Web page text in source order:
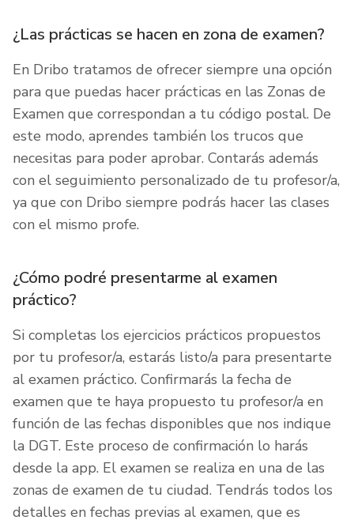
¿Las prácticas se hacen en zona de examen?
En Dribo tratamos de ofrecer siempre una opción
para que puedas hacer prácticas en las Zonas de
Examen que correspondan a tu código postal. De
este modo, aprendes también los trucos que
necesitas para poder aprobar. Contarás además
con el seguimiento personalizado de tu profesor/a,
ya que con Dribo siempre podrás hacer las clases
con el mismo profe.
¿Cómo podré presentarme al examen
práctico?
Si completas los ejercicios prácticos propuestos
por tu profesor/a, estarás listo/a para presentarte
al examen práctico. Confirmarás la fecha de
examen que te haya propuesto tu profesor/a en
función de las fechas disponibles que nos indique
la DGT. Este proceso de confirmación lo harás
desde la app. El examen se realiza en una de las
zonas de examen de tu ciudad. Tendrás todos los
detalles en fechas previas al examen, que es